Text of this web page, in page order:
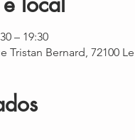
– 19:30
Tristan Bernard, 72100